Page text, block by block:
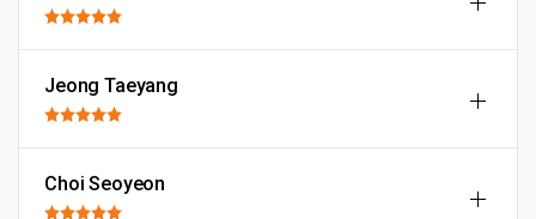
Jeong Taeyang
Choi Seoyeon